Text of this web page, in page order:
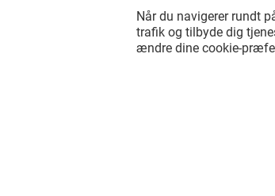
Når du navigerer rundt
trafik og tilbyde dig
ændre dine cookie-